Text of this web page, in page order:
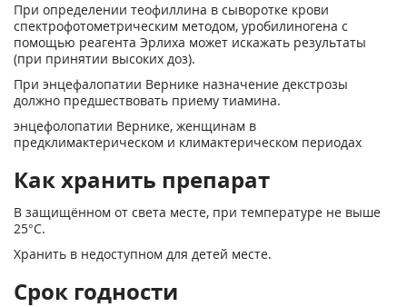
При определении теофиллина в сыворотке крови
спектрофотометрическим методом, уробилиногена с
помощью реагента Эрлиха может искажать результаты
(при принятии высоких доз).
При энцефалопатии Вернике назначение декстрозы
должно предшествовать приему тиамина.
энцефолопатии Вернике, женщинам в
предклимактерическом и климактерическом периодах
Как хранить препарат
В защищённом от света месте, при температуре не выше
25°С.
Хранить в недоступном для детей месте.
Срок годности